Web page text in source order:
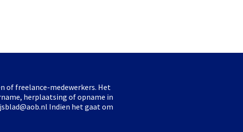
of freelance-medewerkers. Het
herplaatsing of opname in
Indien het gaat om